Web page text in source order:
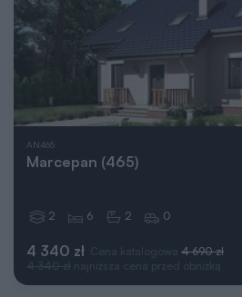
AN465
Marcepan (465)
4 340 zł Cena katalogowa 4 690 zł
4 340 zł najniższa cena przed obniżką
2 6 2 0